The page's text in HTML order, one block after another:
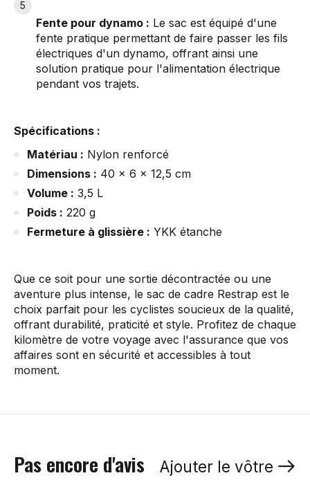
Fente pour dynamo : Le sac est équipé d'une
fente pratique permettant de faire passer les fils
électriques d'un dynamo, offrant ainsi une
solution pratique pour l'alimentation électrique
pendant vos trajets.
Spécifications :
Matériau : Nylon renforcé
Dimensions : 40 x 6 x 12,5 cm
Volume : 3,5 L
Poids : 220 g
Fermeture à glissière : YKK étanche
Que ce soit pour une sortie décontractée ou une
aventure plus intense, le sac de cadre Restrap est le
choix parfait pour les cyclistes soucieux de la qualité,
offrant durabilité, praticité et style. Profitez de chaque
kilomètre de votre voyage avec l'assurance que vos
affaires sont en sécurité et accessibles à tout
moment.
Pas encore d'avis Ajouter le vôtre